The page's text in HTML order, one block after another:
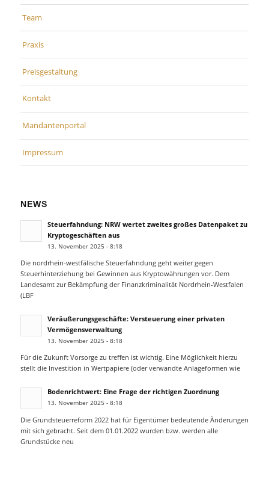
Team
Praxis
Preisgestaltung
Kontakt
Mandantenportal
Impressum
NEWS
Steuerfahndung: NRW wertet zweites großes Datenpaket zu
Kryptogeschäften aus
13. November 2025 - 8:18
Die nordrhein-westfälische Steuerfahndung geht weiter gegen
Steuerhinterziehung bei Gewinnen aus Kryptowährungen vor. Dem
Landesamt zur Bekämpfung der Finanzkriminalität Nordrhein-Westfalen
(LBF
Veräußerungsgeschäfte: Versteuerung einer privaten
Vermögensverwaltung
13. November 2025 - 8:18
Für die Zukunft Vorsorge zu treffen ist wichtig. Eine Möglichkeit hierzu
stellt die Investition in Wertpapiere (oder verwandte Anlageformen wie
Bodenrichtwert: Eine Frage der richtigen Zuordnung
13. November 2025 - 8:18
Die Grundsteuerreform 2022 hat für Eigentümer bedeutende Änderungen
mit sich gebracht. Seit dem 01.01.2022 wurden bzw. werden alle
Grundstücke neu